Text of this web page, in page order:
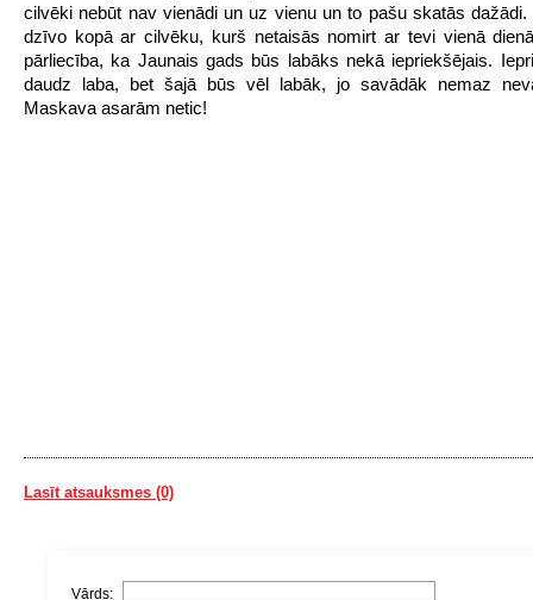
cilvēki nebūt nav vienādi un uz vienu un to pašu skatās dažādi.
dzīvo kopā ar cilvēku, kurš netaisās nomirt ar tevi vienā
pārliecība, ka Jaunais gads būs labāks nekā iepriekšējais.
daudz laba, bet šajā būs vēl labāk, jo savādāk nemaz
Maskava asarām netic!
Lasīt atsauksmes (0)
Vārds: